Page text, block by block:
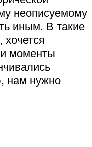
неописуемому
иным. В такие
моменты
нам нужно